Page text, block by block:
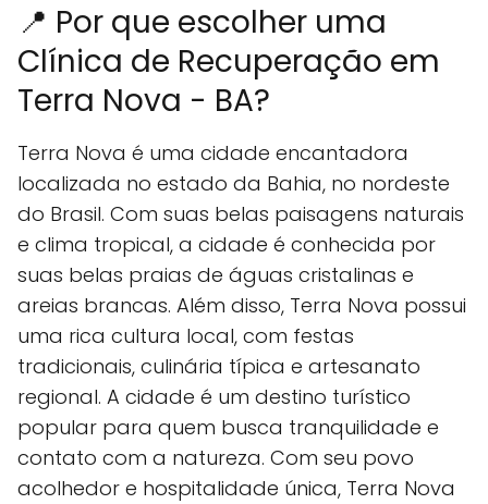
📍 Por que escolher uma
Clínica de Recuperação em
Terra Nova - BA?
Terra Nova é uma cidade encantadora
localizada no estado da Bahia, no nordeste
do Brasil. Com suas belas paisagens naturais
e clima tropical, a cidade é conhecida por
suas belas praias de águas cristalinas e
areias brancas. Além disso, Terra Nova possui
uma rica cultura local, com festas
tradicionais, culinária típica e artesanato
regional. A cidade é um destino turístico
popular para quem busca tranquilidade e
contato com a natureza. Com seu povo
acolhedor e hospitalidade única, Terra Nova